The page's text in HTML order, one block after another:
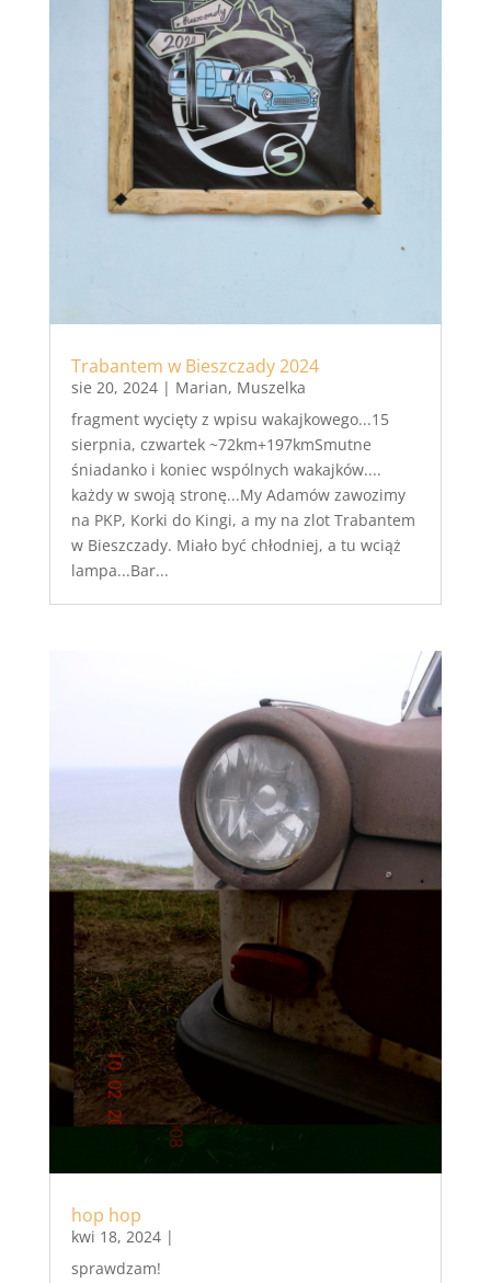
Trabantem w Bieszczady 2024
sie 20, 2024| Marian, Muszelka
fragment wycięty z wpisu wakajkowego...15
sierpnia, czwartek ~72km+197kmSmutne
śniadanko i koniec wspólnych wakajków....
każdy w swoją stronę...My Adamów zawozimy
na PKP, Korki do Kingi, a my na zlot Trabantem
w Bieszczady. Miało być chłodniej, a tu wciąż
lampa...Bar...
hop hop
kwi 18, 2024|
sprawdzam!